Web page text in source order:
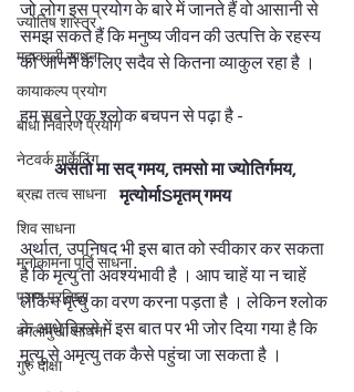
ज्योतिष शास्त्र
महाकाली साधना
कायाकल्प प्रयोग
बाधा निवारण प्रयोग
नेटवर्क मार्केटिंग
ब्रह्म तत्व साधना
शिव साधना
मनोकामना पूर्ति साधना
प्राण प्रतिष्ठा
बगलामुखी साधना
गुरु दीक्षा
जो लोग इस प्रयोग के बारे में जानते हैं वो आसानी से
समझ सकते हैं कि मनुष्य जीवन की उत्पत्ति के रहस्य
को जानने के लिए सदैव से कितना व्याकुल रहा है ।
हम सबने एक श्लोक बचपन से पढ़ा है -
असतो मा सद् गमय, तमसो मा ज्योतिर्गमय,
मृत्योर्माSमृतम् गमय
अर्थात, उपनिषद भी इस बात को स्वीकार कर सकता
है कि मृत्यु तो अवश्यंभावी है । आप चाहें या न चाहें
लेकिन मृत्यु का वरण करना पड़ता है । लेकिन श्लोक
के आधे हिस्से में इस बात पर भी जोर दिया गया है कि
मृत्यु से अमृत्यु तक कैसे पहुंचा जा सकता है ।